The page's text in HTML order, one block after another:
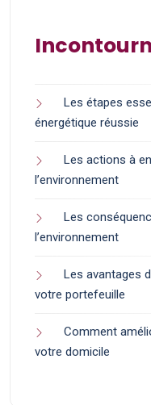
Les étapes
énergétique réussie
Les actions à
l’environnement
Les
l’environnement
Les avantages
votre portefeuille
Comment
votre domicile